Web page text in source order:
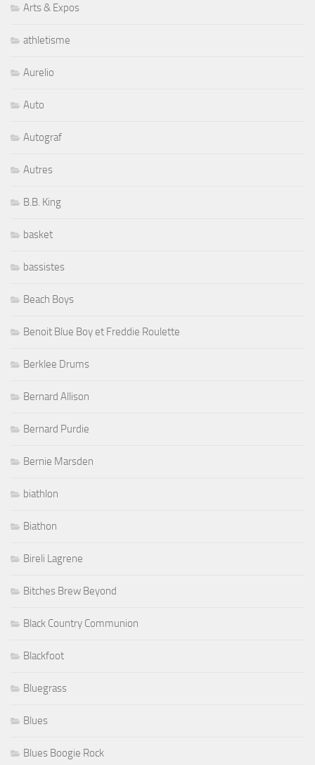
Arts & Expos
athletisme
Aurelio
Auto
Autograf
Autres
B.B. King
basket
bassistes
Beach Boys
Benoit Blue Boy et Freddie Roulette
Berklee Drums
Bernard Allison
Bernard Purdie
Bernie Marsden
biathlon
Biathon
Bireli Lagrene
Bitches Brew Beyond
Black Country Communion
Blackfoot
Bluegrass
Blues
Blues Boogie Rock